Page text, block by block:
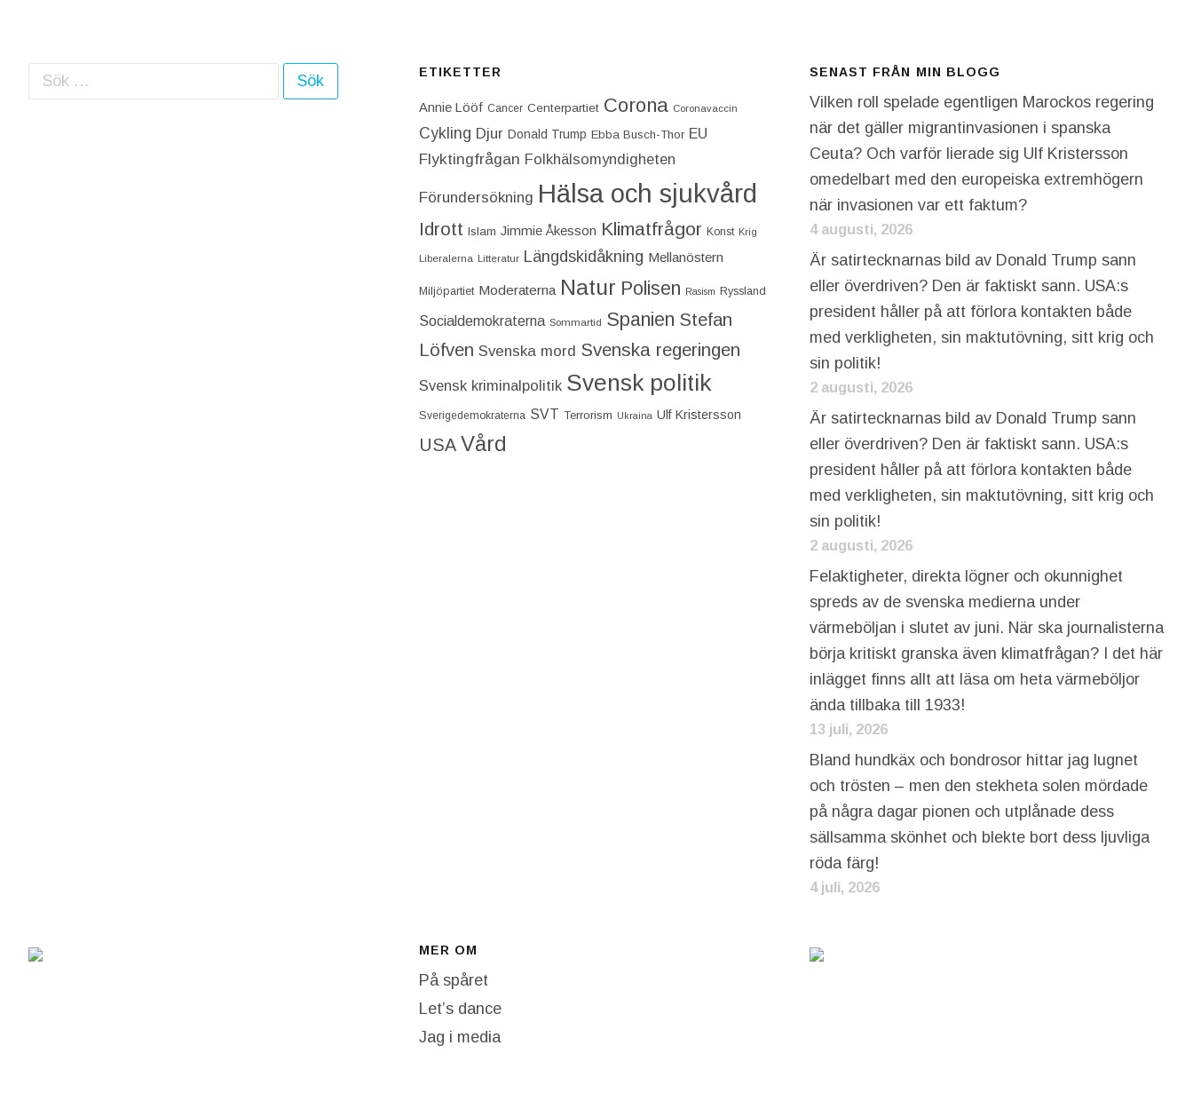
Sök efter: ETIKETTER
Annie Lööf Cancer Centerpartiet‎ Corona Coronavaccin
Cykling Djur Donald Trump Ebba Busch-Thor EU
Flyktingfrågan Folkhälsomyndigheten
Förundersökning Hälsa och sjukvård
Idrott Islam Jimmie Åkesson Klimatfrågor Konst Krig
Liberalerna Litteratur Längdskidåkning Mellanöstern
Miljöpartiet Moderaterna Natur Polisen Rasism Ryssland
Socialdemokraterna Sommartid Spanien Stefan
Löfven Svenska mord Svenska regeringen
Svensk kriminalpolitik Svensk politik
Sverigedemokraterna SVT Terrorism Ukraina Ulf Kristersson
USA Vård
SENAST FRÅN MIN BLOGG
Vilken roll spelade egentligen Marockos regering
när det gäller migrantinvasionen i spanska
Ceuta? Och varför lierade sig Ulf Kristersson
omedelbart med den europeiska extremhögern
när invasionen var ett faktum?
4 augusti, 2026
Är satirtecknarnas bild av Donald Trump sann
eller överdriven? Den är faktiskt sann. USA:s
president håller på att förlora kontakten både
med verkligheten, sin maktutövning, sitt krig och
sin politik!
2 augusti, 2026
Är satirtecknarnas bild av Donald Trump sann
eller överdriven? Den är faktiskt sann. USA:s
president håller på att förlora kontakten både
med verkligheten, sin maktutövning, sitt krig och
sin politik!
2 augusti, 2026
Felaktigheter, direkta lögner och okunnighet
spreds av de svenska medierna under
värmeböljan i slutet av juni. När ska journalisterna
börja kritiskt granska även klimatfrågan? I det här
inlägget finns allt att läsa om heta värmeböljor
ända tillbaka till 1933!
13 juli, 2026
Bland hundkäx och bondrosor hittar jag lugnet
och trösten – men den stekheta solen mördade
på några dagar pionen och utplånade dess
sällsamma skönhet och blekte bort dess ljuvliga
röda färg!
4 juli, 2026
MER OM
På spåret
Let’s dance
Jag i media